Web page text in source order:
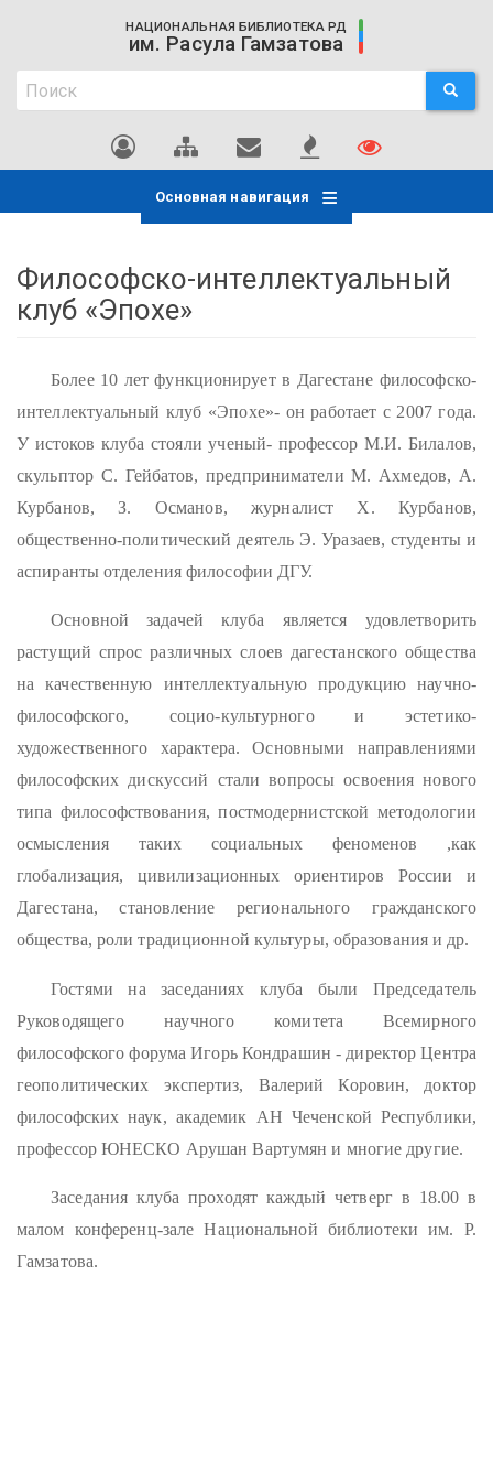
содержанию
НАЦИОНАЛЬНАЯ БИБЛИОТЕКА РД
им. Расула Гамзатова
Поиск
Поиск ПОИСК
Основная навигация
Философско-интеллектуальный
клуб «Эпохе»
Более 10 лет функционирует в Дагестане философско-
интеллектуальный клуб «Эпохе»- он работает с 2007 года.
У истоков клуба стояли ученый- профессор М.И. Билалов,
скульптор С. Гейбатов, предприниматели М. Ахмедов, А.
Курбанов, З. Османов, журналист Х. Курбанов,
общественно-политический деятель Э. Уразаев, студенты и
аспиранты отделения философии ДГУ.
Основной задачей клуба является удовлетворить
растущий спрос различных слоев дагестанского общества
на качественную интеллектуальную продукцию научно-
философского, социо-культурного и эстетико-
художественного характера. Основными направлениями
философских дискуссий стали вопросы освоения нового
типа философствования, постмодернистской методологии
осмысления таких социальных феноменов ,как
глобализация, цивилизационных ориентиров России и
Дагестана, становление регионального гражданского
общества, роли традиционной культуры, образования и др.
Гостями на заседаниях клуба были Председатель
Руководящего научного комитета Всемирного
философского форума Игорь Кондрашин - директор Центра
геополитических экспертиз, Валерий Коровин, доктор
философских наук, академик АН Чеченской Республики,
профессор ЮНЕСКО Арушан Вартумян и многие другие.
Заседания клуба проходят каждый четверг в 18.00 в
малом конференц-зале Национальной библиотеки им. Р.
Гамзатова.